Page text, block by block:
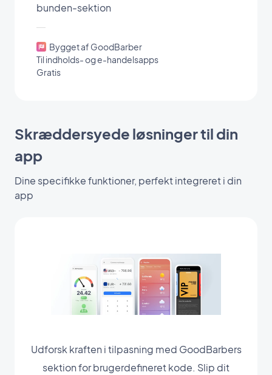
bunden-sektion
Bygget af GoodBarber
Til indholds- og e-handelsapps
Gratis
Skræddersyede løsninger til din
app
Dine specifikke funktioner, perfekt integreret i din
app
Udforsk kraften i tilpasning med GoodBarbers
sektion for brugerdefineret kode. Slip dit